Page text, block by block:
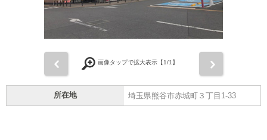
画像タップで拡大表示【1/1】
所在地 埼玉県熊谷市赤城町３丁目1-33